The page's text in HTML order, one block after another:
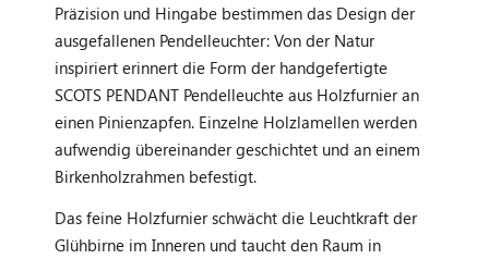
Präzision und Hingabe bestimmen das Design der
ausgefallenen Pendelleuchter: Von der Natur
inspiriert erinnert die Form der handgefertigte
SCOTS PENDANT Pendelleuchte aus Holzfurnier an
einen Pinienzapfen. Einzelne Holzlamellen werden
aufwendig übereinander geschichtet und an einem
Birkenholzrahmen befestigt.
Das feine Holzfurnier schwächt die Leuchtkraft der
Glühbirne im Inneren und taucht den Raum in